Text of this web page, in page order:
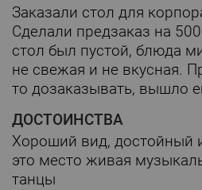
Заказали стол для
Сделали предзаказ на
стол был пустой, блюда
не свежая и не вкусная.
то дозаказывать, вышло
ДОСТОИНСТВА
Хороший вид, достойный
это место живая
танцы